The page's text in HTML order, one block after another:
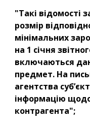
"Такі відомості
розмір
мінімальних
на 1 січня
включаються
предмет. На
агентства
інформацію
контрагента";